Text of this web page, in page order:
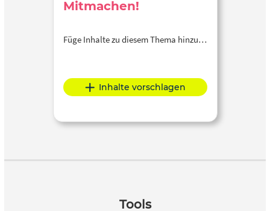
Mitmachen!
Füge Inhalte zu diesem Thema hinzu…
Inhalte vorschlagen
Tools